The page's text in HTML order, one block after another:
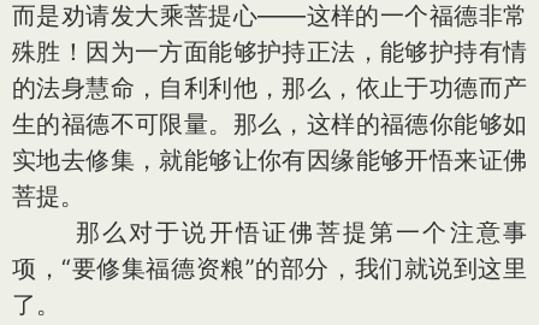
而是劝请发大乘菩提心——这样的一个福德非常
殊胜！因为一方面能够护持正法，能够护持有情
的法身慧命，自利利他，那么，依止于功德而产
生的福德不可限量。那么，这样的福德你能够如
实地去修集，就能够让你有因缘能够开悟来证佛
菩提。
那么对于说开悟证佛菩提第一个注意事
项，“要修集福德资粮”的部分，我们就说到这里
了。